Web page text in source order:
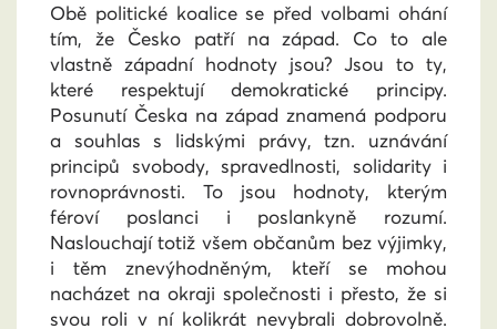
Obě politické koalice se před volbami ohání
tím, že Česko patří na západ. Co to ale
vlastně západní hodnoty jsou? Jsou to ty,
které respektují demokratické principy.
Posunutí Česka na západ znamená podporu
a souhlas s lidskými právy, tzn. uznávání
principů svobody, spravedlnosti, solidarity i
rovnoprávnosti. To jsou hodnoty, kterým
féroví poslanci i poslankyně rozumí.
Naslouchají totiž všem občanům bez výjimky,
i těm znevýhodněným, kteří se mohou
nacházet na okraji společnosti i přesto, že si
svou roli v ní kolikrát nevybrali dobrovolně.